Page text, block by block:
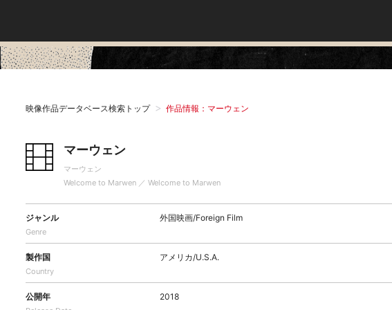
映像作品データベース検索トップ 作品情報：マーウェン
マーウェン
マーウェン
Welcome to Marwen ／ Welcome to Marwen
ジャンル
Genre
外国映画/Foreign Film
製作国
Country
アメリカ/U.S.A.
公開年 2018